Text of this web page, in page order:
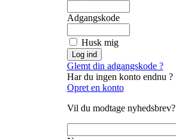
Adgangskode
Husk mig
Glemt din adgangskode ?
Har du ingen konto endnu ?
Opret en konto
Vil du modtage nyhedsbrev?